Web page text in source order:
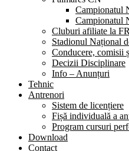
Campionatul
Campionatul
Cluburi afiliate la
Stadionul Național
Conducere, comisii
Decizii Disciplinare
Info – Anunțuri
Tehnic
Antrenori
Sistem de licențiere
Fișă individuală a
Program cursuri
Download
Contact